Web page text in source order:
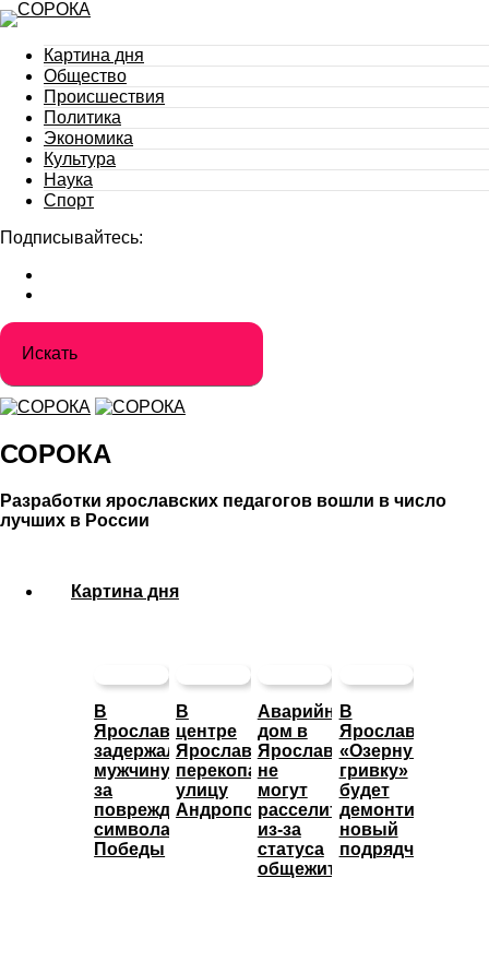
Картина дня
Общество
Происшествия
Политика
Экономика
Культура
Наука
Спорт
Подписывайтесь:
СОРОКА
Разработки ярославских педагогов вошли в число
лучших в России
Картина дня
В
Ярославле
задержали
мужчину
за
повреждение
символа
Победы
В
центре
Ярославля
перекопали
улицу
Андропова
Аварийный
дом в
Ярославле
не
могут
расселить
из-за
статуса
общежития
В
Ярославле
«Озерную
гривку»
будет
демонтировать
новый
подрядчик